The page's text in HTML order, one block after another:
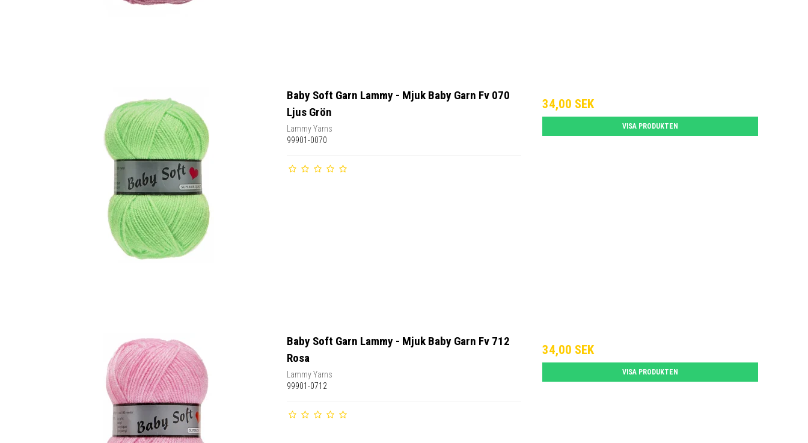
Baby Soft Garn Lammy - Mjuk Baby Garn Fv 070
Ljus Grön
Lammy Yarns
99901-0070
34,00 SEK
VISA PRODUKTEN
Baby Soft Garn Lammy - Mjuk Baby Garn Fv 712
Rosa
Lammy Yarns
99901-0712
34,00 SEK
VISA PRODUKTEN